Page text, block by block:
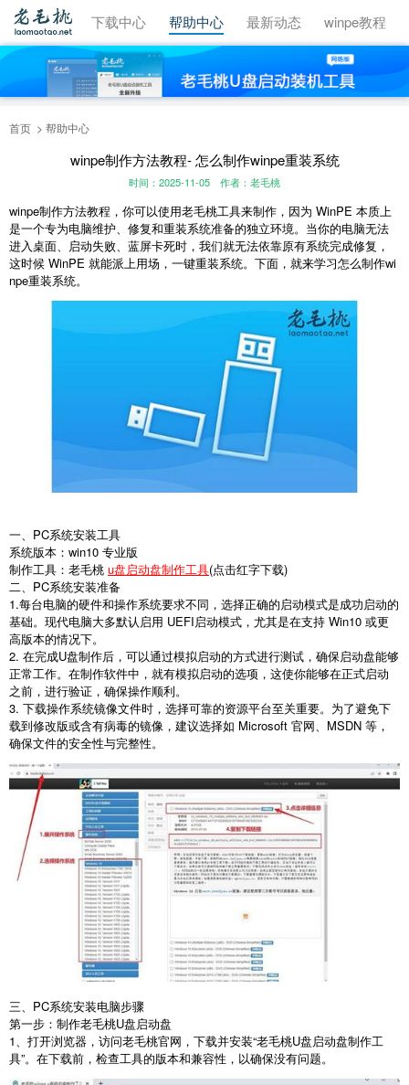
视频教程 下载中心 帮助中心 最新动态 winpe教程
首页 帮助中心
winpe制作方法教程- 怎么制作winpe重装系统
时间：2025-11-05 作者：老毛桃
winpe制作方法教程，你可以使用老毛桃工具来制作，因为 WinPE 本质上
是一个专为电脑维护、修复和重装系统准备的独立环境。当你的电脑无法
进入桌面、启动失败、蓝屏卡死时，我们就无法依靠原有系统完成修复，
这时候 WinPE 就能派上用场，一键重装系统。下面，就来学习怎么制作wi
npe重装系统。
一、PC系统安装工具
系统版本：win10 专业版
制作工具：老毛桃 u盘启动盘制作工具(点击红字下载)
二、PC系统安装准备
1.每台电脑的硬件和操作系统要求不同，选择正确的启动模式是成功启动的
基础。现代电脑大多默认启用 UEFI启动模式，尤其是在支持 Win10 或更
高版本的情况下。
2. 在完成U盘制作后，可以通过模拟启动的方式进行测试，确保启动盘能够
正常工作。在制作软件中，就有模拟启动的选项，这使你能够在正式启动
之前，进行验证，确保操作顺利。
3. 下载操作系统镜像文件时，选择可靠的资源平台至关重要。为了避免下
载到修改版或含有病毒的镜像，建议选择如 Microsoft 官网、MSDN 等，
确保文件的安全性与完整性。
三、PC系统安装电脑步骤
第一步：制作老毛桃U盘启动盘
1、打开浏览器，访问老毛桃官网，下载并安装“老毛桃U盘启动盘制作工
具”。在下载前，检查工具的版本和兼容性，以确保没有问题。